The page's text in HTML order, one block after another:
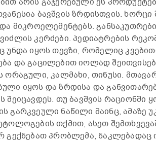
ბავშვის ზრდისთვის.
და მიკროელემენტებს.
კერძები. პედიატრების
უნდა იყოს თევზი, რომელიც
და გაცილებით იოლად
ორაგული, კალმახი, თინუსი.
იყოს და ზრდისა და
შეიცავდეს. თუ ბავშვის
გარკვეული ნაწილი მაინც, ამაზე
თქმით, ასეთ
გექნებათ პრობლემა, ნაკლებადაც